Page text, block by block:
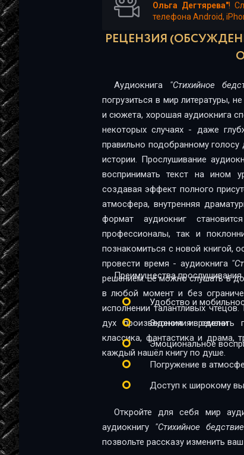
Ольга Дегтярева"!
телефона Android,
РЕЦЕНЗИЯ
Аудиокнига "Стихийное
погрузиться в мир литературы,
и сюжета, хорошая аудиокнига
некоторых случаях - даже
правильно подобранному
истории. Прослушивание
воспринимать текст на ином
создавая эффект полного
атмосфера, внутренняя
формат аудиокниг
профессионалы, так и поклонники
познакомиться с новой книгой,
провести время - аудиокнига
решением. Её можно слушать в
в любой момент и без
исполнении талантливых
дух произведения и сделать
классика, фантастика и
каждый нашёл книгу по душе.
Преимущества прослушивания
Удобство и
Экономия времени
Эмоциональное
Погружение в
Доступ к широкому
Откройте для себя мир
аудиокнигу "Стихийное
позвольте рассказу изменить